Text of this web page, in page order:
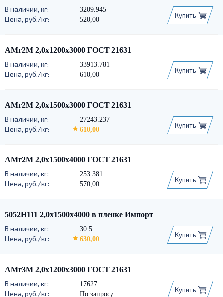
3209.945
520,00
Купить
АМг2М 2,0х1200х3000 ГОСТ 21631
33913.781
610,00
Купить
АМг2М 2,0х1500х3000 ГОСТ 21631
27243.237
610,00
Купить
АМг2М 2,0х1500х4000 ГОСТ 21631
253.381
570,00
Купить
5052Н111 2,0х1500х4000 в пленке Импорт
30.5
630,00
Купить
АМг3М 2,0х1200х3000 ГОСТ 21631
17627
По запросу
Купить